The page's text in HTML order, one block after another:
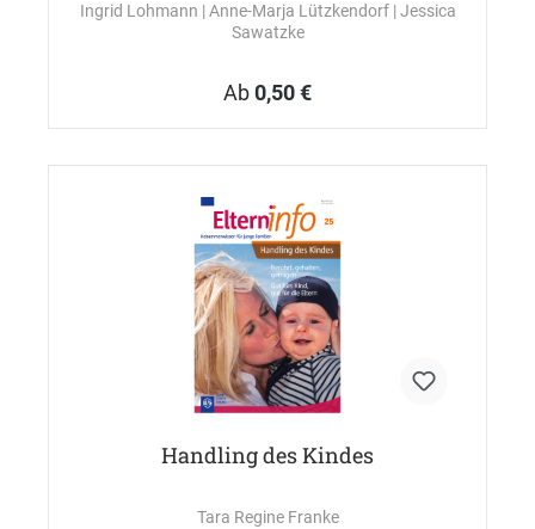
Ingrid Lohmann | Anne-Marja Lützkendorf | Jessica
Sawatzke
Ab0,50 €
Handling des Kindes
Tara Regine Franke